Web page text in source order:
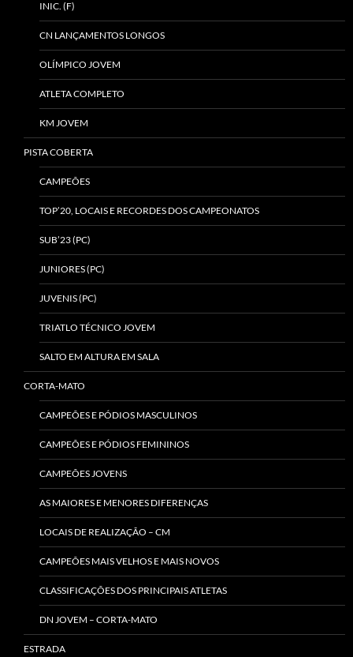
INIC. (F)
CN LANÇAMENTOS LONGOS
OLÍMPICO JOVEM
ATLETA COMPLETO
KM JOVEM
PISTA COBERTA
CAMPEÕES
TOP’20, LOCAIS E RECORDES DOS CAMPEONATOS
SUB’23 (PC)
JUNIORES (PC)
JUVENIS (PC)
TRIATLO TÉCNICO JOVEM
SALTO EM ALTURA EM SALA
CORTA-MATO
CAMPEÕES E PÓDIOS MASCULINOS
CAMPEÕES E PÓDIOS FEMININOS
CAMPEÕES JOVENS
AS MAIORES E MENORES DIFERENÇAS
LOCAIS DE REALIZAÇÃO – CM
CAMPEÕES MAIS VELHOS E MAIS NOVOS
CLASSIFICAÇÕES DOS PRINCIPAIS ATLETAS
DN JOVEM – CORTA-MATO
ESTRADA